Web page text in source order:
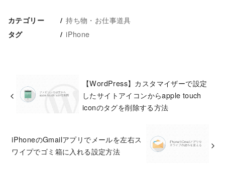
カテゴリー 持ち物・お仕事道具
タグ iPhone
【WordPress】カスタマイザーで設定
したサイトアイコンからapple touch
iconのタグを削除する方法
iPhoneのGmailアプリでメールを左右ス
ワイプでゴミ箱に入れる設定方法